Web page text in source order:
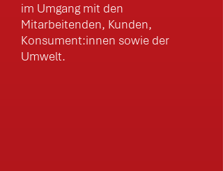
im Umgang mit den
Mitarbeitenden, Kunden,
Konsument:innen sowie der
Umwelt.